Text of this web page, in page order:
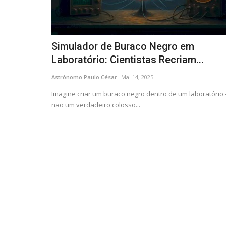
Simulador de Buraco Negro em
Laboratório: Cientistas Recriam...
Astrônomo Paulo César Mai 14, 2025
Imagine criar um buraco negro dentro de um laboratório
não um verdadeiro colosso...